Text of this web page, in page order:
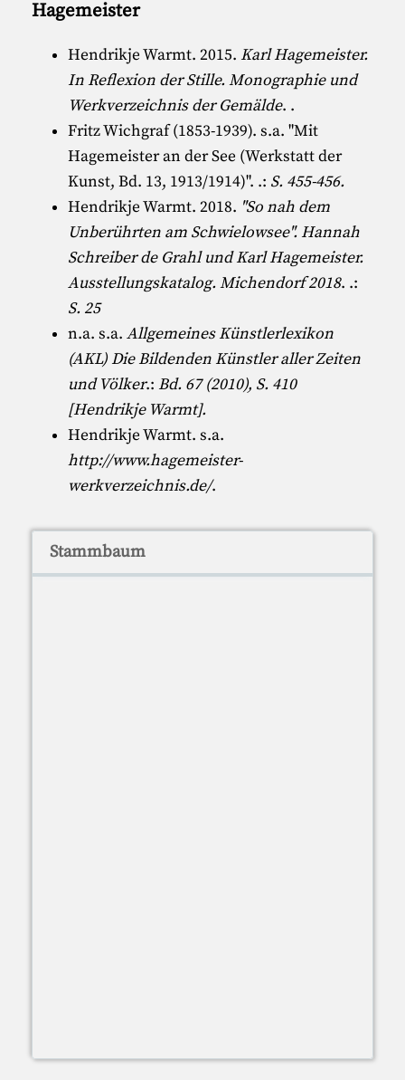
Hagemeister
Hendrikje Warmt. 2015. Karl Hagemeister.
In Reflexion der Stille. Monographie und
Werkverzeichnis der Gemälde. .
Fritz Wichgraf (1853-1939). s.a. "Mit
Hagemeister an der See (Werkstatt der
Kunst, Bd. 13, 1913/1914)". .: S. 455-456.
Hendrikje Warmt. 2018. "So nah dem
Unberührten am Schwielowsee". Hannah
Schreiber de Grahl und Karl Hagemeister.
Ausstellungskatalog. Michendorf 2018. .:
S. 25
n.a. s.a.Allgemeines Künstlerlexikon
(AKL) Die Bildenden Künstler aller Zeiten
und Völker.: Bd. 67 (2010), S. 410
[Hendrikje Warmt].
Hendrikje Warmt. s.a.
http://www.hagemeister-
werkverzeichnis.de/.
Stammbaum